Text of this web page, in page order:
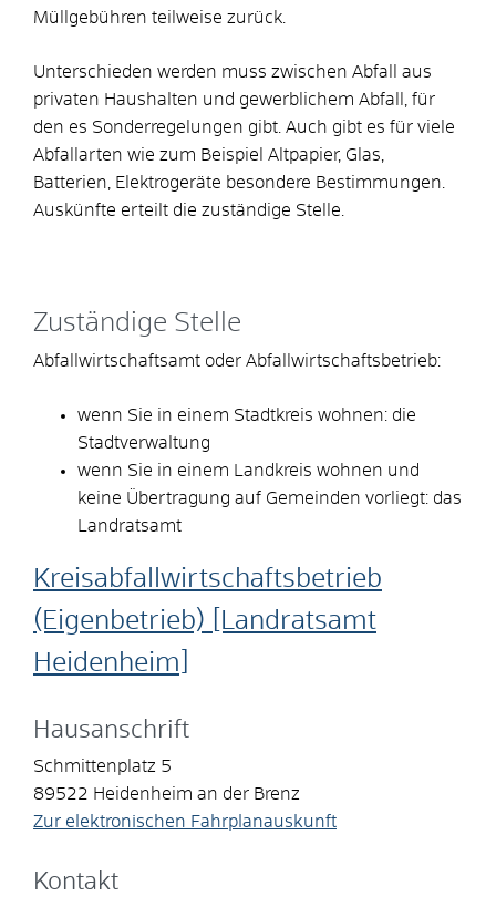
Müllgebühren teilweise zurück.
Unterschieden werden muss zwischen Abfall aus
privaten Hausha ten und gewerblichem Abfall, für
den es Sonderregelungen gibt. Auch gibt es für viele
Abfallarten wie zum Beispiel Altpapier, Glas,
Batterien, Elektrogeräte besondere Bestimmungen.
Auskünfte erteilt die zuständige Stelle.
Zuständige Stelle
Abfallwirtschaftsamt oder Abfallwirtschaftsbetrieb:
wenn Sie in einem Stadtkreis wohnen: die
Stadtverwaltung
wenn Sie in einem Landkreis wohnen und
keine Übertragung auf Gemeinden vorliegt: das
Landratsamt
Kreisabfallwirtschaftsbetrieb
(Eigenbetrieb) [Landratsamt
Heidenheim]
Hausanschrift
Schmittenplatz 5
89522 Heidenheim an der Brenz
Zur elektronischen Fahrplanauskunft
Kontakt